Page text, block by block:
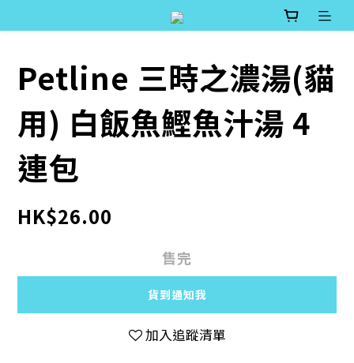
Petline 三時之濃湯(貓
用) 白飯魚鰹魚汁湯 4
連包
HK$26.00
售完
貨到通知我
加入追蹤清單